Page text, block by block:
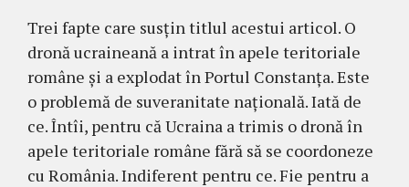
Trei fapte care susțin titlul acestui articol. O
dronă ucraineană a intrat în apele teritoriale
române și a explodat în Portul Constanța. Este
o problemă de suveranitate națională. Iată de
ce. Întîi, pentru că Ucraina a trimis o dronă în
apele teritoriale române fără să se coordoneze
cu România. Indiferent pentru ce. Fie pentru a